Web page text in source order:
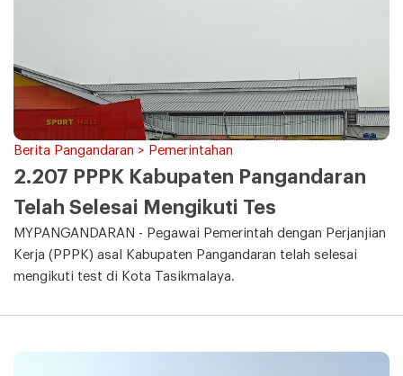
Berita Pangandaran > Pemerintahan
2.207 PPPK Kabupaten Pangandaran
Telah Selesai Mengikuti Tes
MYPANGANDARAN - Pegawai Pemerintah dengan Perjanjian
Kerja (PPPK) asal Kabupaten Pangandaran telah selesai
mengikuti test di Kota Tasikmalaya.